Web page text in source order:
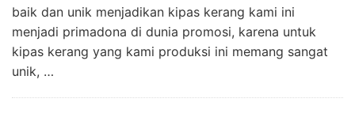
baik dan unik menjadikan kipas kerang kami ini
menjadi primadona di dunia promosi, karena untuk
kipas kerang yang kami produksi ini memang sangat
unik, …